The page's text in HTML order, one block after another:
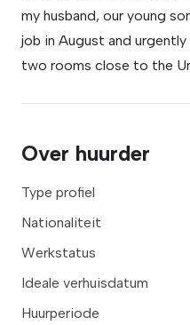
my husband, our young
job in August and
two rooms close to the
Over huurder
Type profiel
Nationaliteit
Werkstatus
Ideale verhuisdatum
Huurperiode